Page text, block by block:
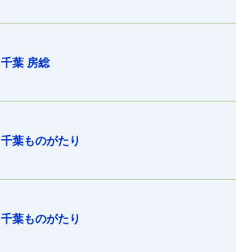
千葉 房総
千葉ものがたり
千葉ものがたり